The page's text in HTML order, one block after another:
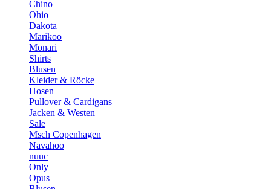
Chino
Ohio
Dakota
Marikoo
Monari
Shirts
Blusen
Kleider & Röcke
Hosen
Pullover & Cardigans
Jacken & Westen
Sale
Msch Copenhagen
Navahoo
nuuc
Only
Opus